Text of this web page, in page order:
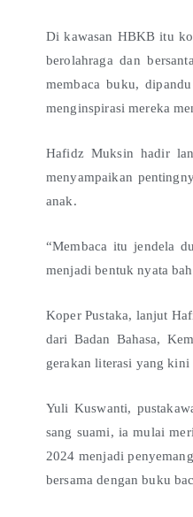
Di kawasan HBKB itu
berolahraga dan
membaca buku,
menginspirasi mereka
Hafidz Muksin hadir
menyampaikan
anak.
“Membaca itu jendela
menjadi bentuk nyata
Koper Pustaka, lanjut
dari Badan Bahasa,
gerakan literasi yang kini
Yuli Kuswanti,
sang suami, ia mulai
2024 menjadi
bersama dengan buku